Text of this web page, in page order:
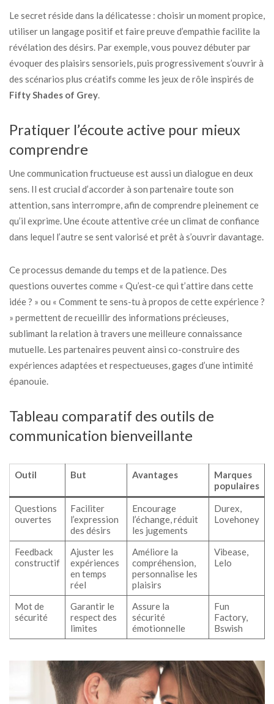
Le secret réside dans la délicatesse : choisir un moment propice,
utiliser un langage positif et faire preuve d’empathie facilite la
révélation des désirs. Par exemple, vous pouvez débuter par
évoquer des plaisirs sensoriels, puis progressivement s’ouvrir à
des scénarios plus créatifs comme les jeux de rôle inspirés de
Fifty Shades of Grey.
Pratiquer l’écoute active pour mieux
comprendre
Une communication fructueuse est aussi un dialogue en deux
sens. Il est crucial d’accorder à son partenaire toute son
attention, sans interrompre, afin de comprendre pleinement ce
qu’il exprime. Une écoute attentive crée un climat de confiance
dans lequel l’autre se sent valorisé et prêt à s’ouvrir davantage.
Ce processus demande du temps et de la patience. Des
questions ouvertes comme « Qu’est-ce qui t’attire dans cette
idée ? » ou « Comment te sens-tu à propos de cette expérience ?
» permettent de recueillir des informations précieuses,
sublimant la relation à travers une meilleure connaissance
mutuelle. Les partenaires peuvent ainsi co-construire des
expériences adaptées et respectueuses, gages d’une intimité
épanouie.
Tableau comparatif des outils de
communication bienveillante
Outil But Avantages
Marques
populaires
Questions
ouvertes
Faciliter
l’expression
des désirs
Encourage
l’échange, réduit
les jugements
Durex,
Lovehoney
Feedback
constructif
Ajuster les
expériences
en temps
réel
Améliore la
compréhension,
personnalise les
plaisirs
Vibease,
Lelo
Mot de
sécurité
Garantir le
respect des
limites
Assure la
sécurité
émotionnelle
Fun
Factory,
Bswish